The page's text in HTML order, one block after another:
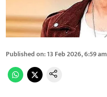
Published on:13 Feb 2026, 6:59 am